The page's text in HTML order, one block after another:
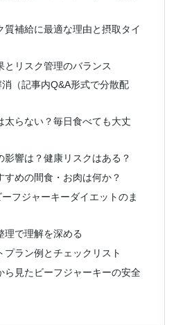
質補給に最適な理由と摂取タイ
とリスク管理のバランス
（記事内Q&A形式で分散配
太らない？毎日食べても大丈
影響は？健康リスクはある？
すめの間食・お肉は何か？
フジャーキーダイエットのま
理で理解を深める
プラン例とチェックリスト
ら見たビーフジャーキーの安全